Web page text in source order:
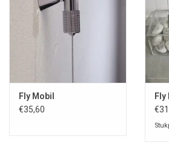
Fly Mobil
€35,60
Fly